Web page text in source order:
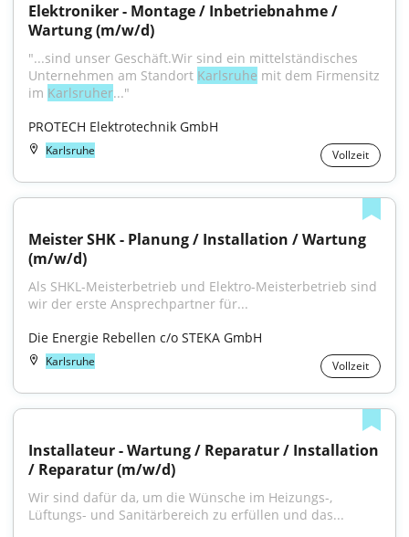
Elektroniker - Montage / Inbetriebnahme /
Wartung (m/w/d)
"...sind unser Geschäft.Wir sind ein mittelständisches
Unternehmen am Standort Karlsruhe mit dem Firmensitz
im Karlsruher..."
PROTECH Elektrotechnik GmbH
Karlsruhe Vollzeit
Meister SHK - Planung / Installation / Wartung
(m/w/d)
Als SHKL-Meisterbetrieb und Elektro-Meisterbetrieb sind
wir der erste Ansprechpartner für...
Die Energie Rebellen c/o STEKA GmbH
Karlsruhe Vollzeit
Installateur - Wartung / Reparatur / Installation
/ Reparatur (m/w/d)
Wir sind dafür da, um die Wünsche im Heizungs-,
Lüftungs- und Sanitärbereich zu erfüllen und das...